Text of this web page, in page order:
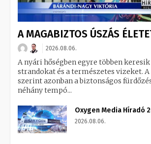
A MAGABIZTOS ÚSZÁS
2026.08.06.
A nyári hőségben egyre többen keresik
strandokat és a természetes vizeket.
szerint azonban a biztonságos
néhány tempó...
Oxygen Media Híradó
2026.08.06.